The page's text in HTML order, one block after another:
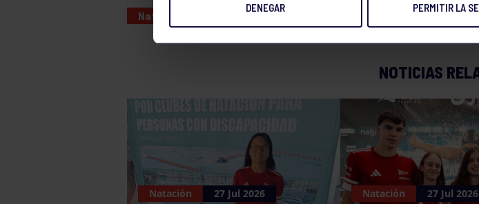
DENEGAR PERMITIR LA
Natación 24 JAN 2025
NOTICIAS
Natación 27 Jul 2026 Natación 27 Jul 2026